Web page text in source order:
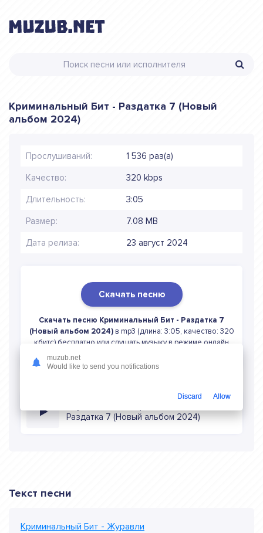
Криминальный Бит - Раздатка 7 (Новый
альбом 2024)
Прослушиваний: 1 536 раз(а)
Качество: 320 kbps
Длительность: 3:05
Размер: 7.08 MB
Дата релиза: 23 август 2024
Скачать песню
Скачать песню Криминальный Бит - Раздатка 7
(Новый альбом 2024)в mp3 (длина: 3:05, качество: 320
кбитс) бесплатно или слушать музыку в режиме онлайн
Раздатка 7 (Новый альбом 2024)
Текст песни
Криминальный Бит - Журавли
muzub.net
Would like to send you notifications
Discard Allow